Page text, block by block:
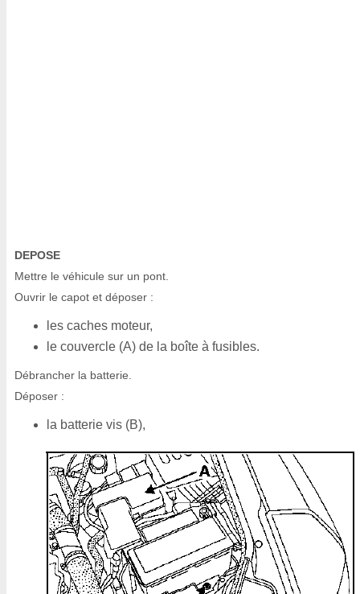
DEPOSE
Mettre le véhicule sur un pont.
Ouvrir le capot et déposer :
les caches moteur,
le couvercle (A) de la boîte à fusibles.
Débrancher la batterie.
Déposer :
la batterie vis (B),